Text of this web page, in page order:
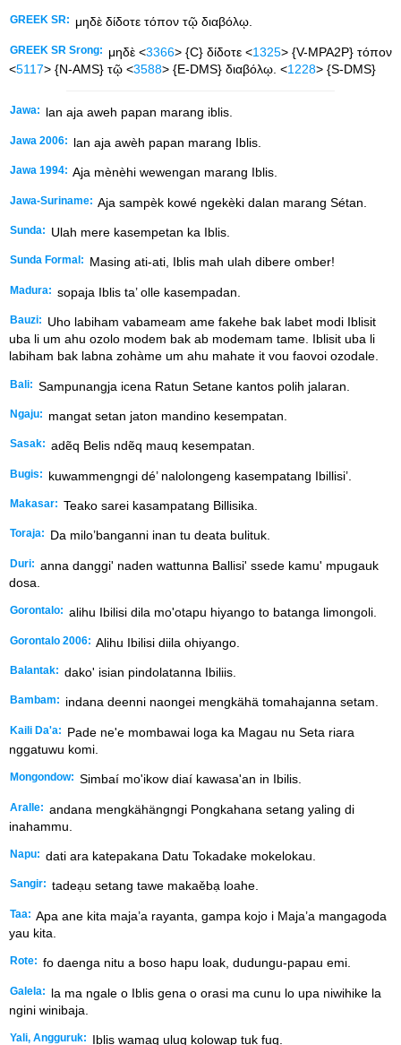
GREEK SR: μηδὲ δίδοτε τόπον τῷ διαβόλῳ.
GREEK SR Srong: μηδὲ <3366> {C} δίδοτε <1325> {V-MPA2P} τόπον
<5117> {N-AMS} τῷ <3588> {E-DMS} διαβόλῳ. <1228> {S-DMS}
Jawa: lan aja aweh papan marang iblis.
Jawa 2006: lan aja awèh papan marang Iblis.
Jawa 1994: Aja mènèhi wewengan marang Iblis.
Jawa-Suriname: Aja sampèk kowé ngekèki dalan marang Sétan.
Sunda: Ulah mere kasempetan ka Iblis.
Sunda Formal: Masing ati-ati, Iblis mah ulah dibere omber!
Madura: sopaja Iblis ta’ olle kasempadan.
Bauzi:
Uho labiham vabameam ame fakehe bak labet modi Iblisit
uba li um ahu ozolo modem bak ab modemam tame. Iblisit uba li
labiham bak labna zohàme um ahu mahate it vou faovoi ozodale.
Bali: Sampunangja icena Ratun Setane kantos polih jalaran.
Ngaju: mangat setan jaton mandino kesempatan.
Sasak: adẽq Belis ndẽq mauq kesempatan.
Bugis: kuwammengngi dé’ nalolongeng kasempatang Ibillisi’.
Makasar: Teako sarei kasampatang Billisika.
Toraja: Da milo’banganni inan tu deata bulituk.
Duri: anna danggi' naden wattunna Ballisi' ssede kamu' mpugauk
dosa.
Gorontalo: alihu Ibilisi dila mo'otapu hiyango to batanga limongoli.
Gorontalo 2006: Alihu Ibilisi diila ohiyango.
Balantak: dako' isian pindolatanna Ibiliis.
Bambam: indana deenni naongei mengkähä tomahajanna setam.
Kaili Da'a:
Pade ne'e mombawai loga ka Magau nu Seta riara
nggatuwu komi.
Mongondow: Simbaí mo'ikow diaí kawasa'an in Ibilis.
Aralle: andana mengkähängngi Pongkahana setang yaling di
inahammu.
Napu: dati ara katepakana Datu Tokadake mokelokau.
Sangir: tadeạu setang tawe makaěbạ loahe.
Taa: Apa ane kita maja’a rayanta, gampa kojo i Maja’a mangagoda
yau kita.
Rote: fo daenga nitu a boso hapu loak, dudungu-papau emi.
Galela:
la ma ngale o Iblis gena o orasi ma cunu lo upa niwihike la
ngini winibaja.
Yali, Angguruk: Iblis wamag ulug kolowap tuk fug.